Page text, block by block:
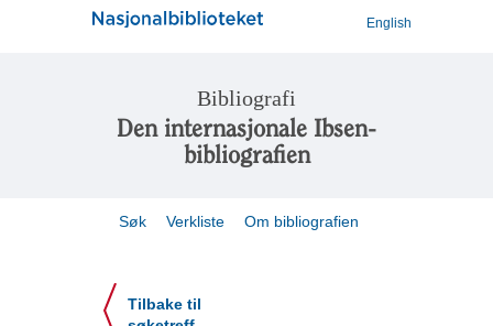
English
Bibliografi
Den internasjonale Ibsen-
bibliografien
Søk Verkliste Om bibliografien
Tilbake til